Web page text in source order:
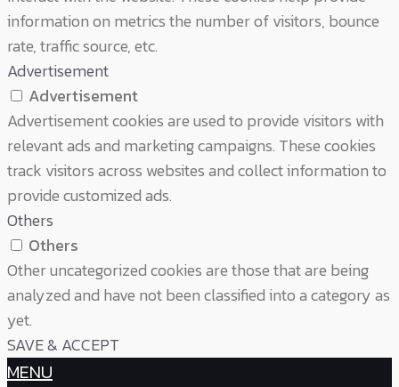
information on metrics the number of visitors, bounce
rate, traffic source, etc.
Advertisement
Advertisement
Advertisement cookies are used to provide visitors with
relevant ads and marketing campaigns. These cookies
track visitors across websites and collect information to
provide customized ads.
Others
Others
Other uncategorized cookies are those that are being
analyzed and have not been classified into a category as
yet.
SAVE & ACCEPT
MENU